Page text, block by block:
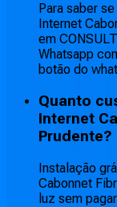
Para saber
Internet
em
Whatsapp
botão do
Quanto
Internet
Prudente?
Instalação
Cabonnet
luz sem